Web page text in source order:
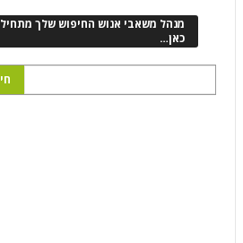
מנהל משאבי אנוש החיפוש שלך מתחיל
כאן…